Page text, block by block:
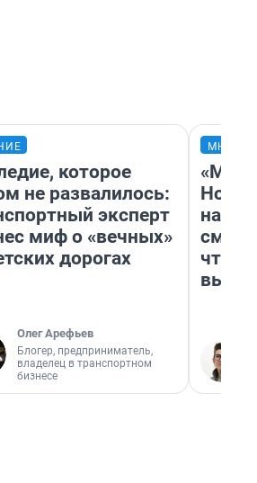
которое
не развалилось:
эксперт
миф о «вечных»
дорогах
Олег Арефьев
Блогер, предприниматель,
владелец в транспортном
бизнесе
«Мы